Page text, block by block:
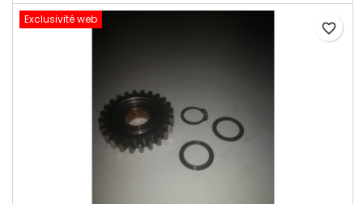
Exclusivité web
favorite_border